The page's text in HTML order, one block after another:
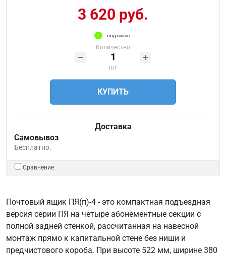
3 620 руб.
под заказ
Количество
шт
КУПИТЬ
Доставка
Самовывоз
Бесплатно.
Сравнение
Почтовый ящик ПЯ(п)-4 - это компактная подъездная
версия серии ПЯ на четыре абонементные секции с
полной задней стенкой, рассчитанная на навесной
монтаж прямо к капитальной стене без ниши и
предчистового короба. При высоте 522 мм, ширине 380